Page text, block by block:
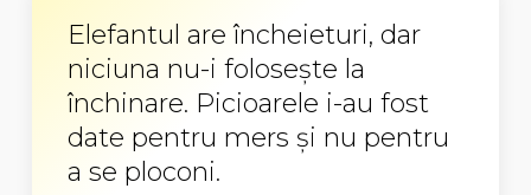
Elefantul are încheieturi, dar
niciuna nu-i foloseşte la
închinare. Picioarele i-au fost
date pentru mers şi nu pentru
a se ploconi.